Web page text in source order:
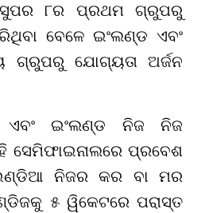
୮ର ପ୍ରଥମ ଗ୍ରୁପରୁ
ବେଳେ ଇଂଲଣ୍ଡ ଏବଂ
ଗ୍ରୁପରୁ ଯୋଗ୍ୟତା ଅର୍ଜନ
ଇଂଲଣ୍ଡ ନିଜ ନିଜ
ସେମିଫାଇନାଲରେ ପ୍ରବେଶ
ନିଜର କର ବା ମର
୫ ୱିକେଟରେ ପରାସ୍ତ